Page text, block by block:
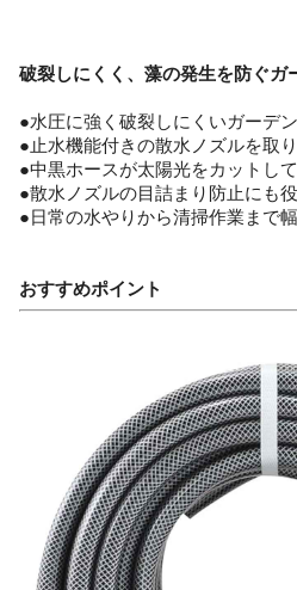
破裂しにくく、藻の発生を防ぐガ
●水圧に強く破裂しにくいガーデ
●止水機能付きの散水ノズルを取
●中黒ホースが太陽光をカットし
●散水ノズルの目詰まり防止にも役
●日常の水やりから清掃作業まで
おすすめポイント